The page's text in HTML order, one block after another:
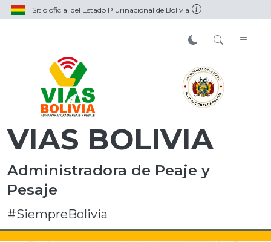
Sitio oficial del Estado Plurinacional de Bolivia
VIAS BOLIVIA
Administradora de Peaje y
Pesaje
#SiempreBolivia